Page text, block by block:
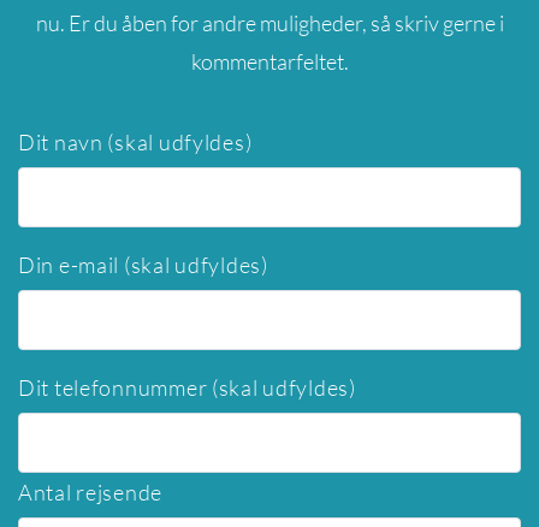
nu. Er du åben for andre muligheder, så skriv gerne i
kommentarfeltet.
Dit navn (skal udfyldes)
Din e-mail (skal udfyldes)
Dit telefonnummer (skal udfyldes)
Antal rejsende